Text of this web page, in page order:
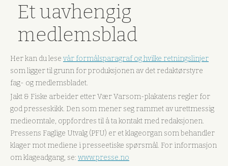
Et uavhengig
medlemsblad
Her kan du lese vår formålsparagraf og hvilke retningslinjer
som ligger til grunn for produksjonen av det redaktørstyre
fag- og medlemsbladet.
Jakt & Fiske arbeider etter Vær Varsom-plakatens regler for
god presseskikk. Den som mener seg rammet av urettmessig
medieomtale, oppfordres til å ta kontakt med redaksjonen.
Pressens Faglige Utvalg (PFU) er et klageorgan som behandler
klager mot mediene i presseetiske spørsmål. For informasjon
om klageadgang, se: www.presse.no